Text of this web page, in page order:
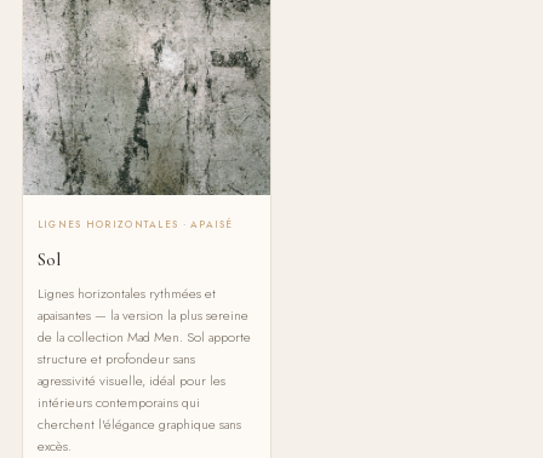
LIGNES HORIZONTALES · APAISÉ
Sol
Lignes horizontales rythmées et
apaisantes — la version la plus sereine
de la collection Mad Men. Sol apporte
structure et profondeur sans
agressivité visuelle, idéal pour les
intérieurs contemporains qui
cherchent l'élégance graphique sans
excès.